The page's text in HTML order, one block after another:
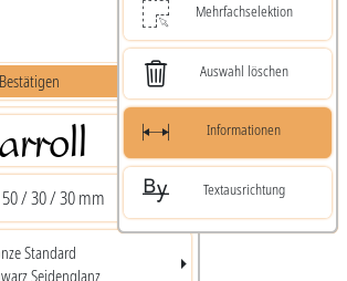
Bestätigen
50 / 30 / 30 mm
Standard
Seidenglanz
Mehrfachselektion
Auswahl löschen
Informationen
Textausrichtung